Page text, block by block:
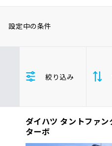
品質管理とサポー
お問い合わせ
設定中の条件
軽自動車
絞り込み
支払総
ダイハツ タントファ
ターボ